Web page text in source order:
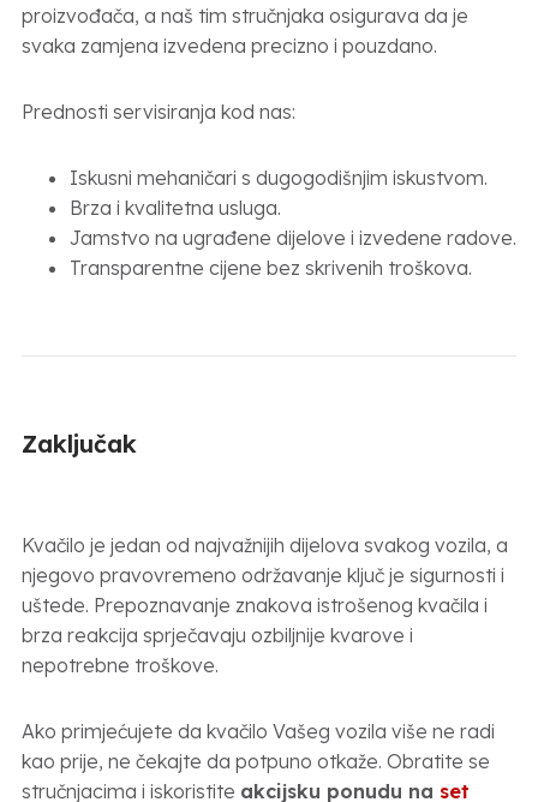
proizvođača, a naš tim stručnjaka osigurava da je
svaka zamjena izvedena precizno i pouzdano.
Prednosti servisiranja kod nas:
Iskusni mehaničari s dugogodišnjim iskustvom.
Brza i kvalitetna usluga.
Jamstvo na ugrađene dijelove i izvedene radove.
Transparentne cijene bez skrivenih troškova.
Zaključak
Kvačilo je jedan od najvažnijih dijelova svakog vozila, a
njegovo pravovremeno održavanje ključ je sigurnosti i
uštede. Prepoznavanje znakova istrošenog kvačila i
brza reakcija sprječavaju ozbiljnije kvarove i
nepotrebne troškove.
Ako primjećujete da kvačilo Vašeg vozila više ne radi
kao prije, ne čekajte da potpuno otkaže. Obratite se
stručnjacima i iskoristite akcijsku ponudu na set